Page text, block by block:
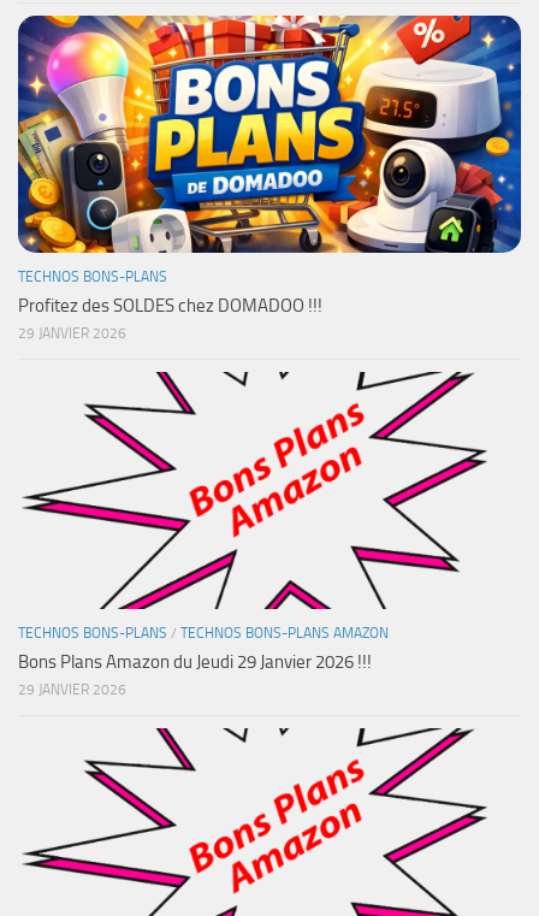
TECHNOS BONS-PLANS
Profitez des SOLDES chez DOMADOO !!!
29 JANVIER 2026
TECHNOS BONS-PLANS / TECHNOS BONS-PLANS AMAZON
Bons Plans Amazon du Jeudi 29 Janvier 2026 !!!
29 JANVIER 2026